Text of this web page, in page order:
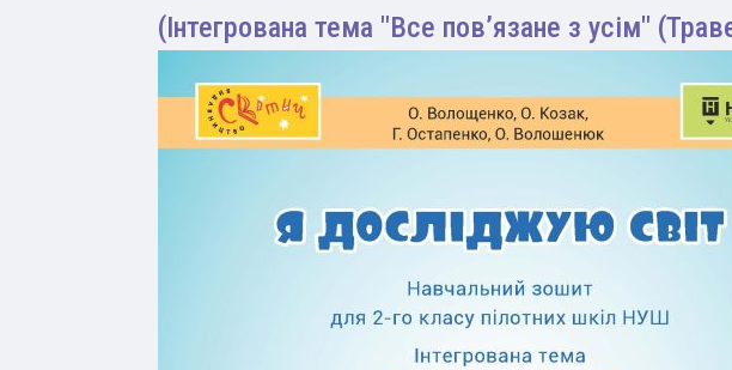
(Інтегрована тема "Все пов’язане з усім"